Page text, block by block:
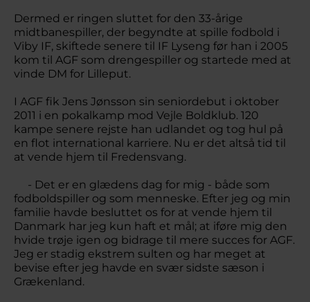
Dermed er ringen sluttet for den 33-årige
midtbanespiller, der begyndte at spille fodbold i
Viby IF, skiftede senere til IF Lyseng før han i 2005
kom til AGF som drengespiller og startede med at
vinde DM for Lilleput.
I AGF fik Jens Jønsson sin seniordebut i oktober
2011 i en pokalkamp mod Vejle Boldklub. 120
kampe senere rejste han udlandet og tog hul på
en flot international karriere. Nu er det altså tid til
at vende hjem til Fredensvang.
- Det er en glædens dag for mig - både som
fodboldspiller og som menneske. Efter jeg og min
familie havde besluttet os for at vende hjem til
Danmark har jeg kun haft et mål; at iføre mig den
hvide trøje igen og bidrage til mere succes for AGF.
Jeg er stadig ekstrem sulten og har meget at
bevise efter jeg havde en svær sidste sæson i
Grækenland.